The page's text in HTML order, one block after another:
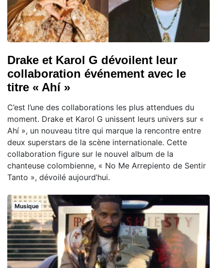
Drake et Karol G dévoilent leur
collaboration événement avec le
titre « Ahí »
C’est l’une des collaborations les plus attendues du
moment. Drake et Karol G unissent leurs univers sur «
Ahí », un nouveau titre qui marque la rencontre entre
deux superstars de la scène internationale. Cette
collaboration figure sur le nouvel album de la
chanteuse colombienne, « No Me Arrepiento de Sentir
Tanto », dévoilé aujourd’hui.
Musique